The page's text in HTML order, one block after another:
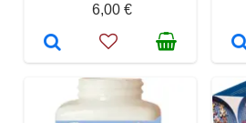
6,00 €